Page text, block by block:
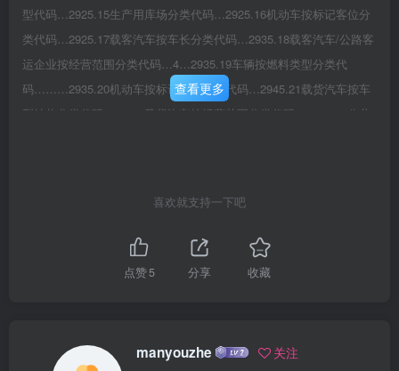
型代码…2925.15生产用库场分类代码…2925.16机动车按标记客位分
类代码…2925.17载客汽车按车长分类代码…2935.18载客汽车/公路客
运企业按经营范围分类代码…4…2935.19车辆按燃料类型分类代
码………2935.20机动车按标记吨位分类代码…2945.21载货汽车按车
型结构分类代码2945.22载货汽车按经营范围分类代码…2945.23公共
2965.30公路货运企业经营类别代码…2965.3引道路运输相关业务分类
代码……2975.32道路运输从业人员分类代码…2975.33机动车驾驶员
培训业户分类代码…2975.34教练员分类代码…2985.35驾驶培训管理
码…2995.42客运班线按行驶区域分类代码…2995.43公路养护工程分
查看更多
喜欢就支持一下吧
点赞5 分享 收藏
manyouzhe 关注